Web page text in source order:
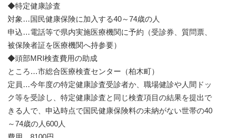
◆特定健康診査
対象…国民健康保険に加入する40～74歳の人
申込…電話等で県内実施医療機関に予約（受診券、質問票、
被保険者証を医療機関へ持参要）
◆頭部MRI検査費用の助成
ところ…市総合医療検査センター（柏木町）
定員…今年度の特定健康診査受診者か、職場健診や人間ドッ
ク等を受診し、特定健康診査と同じ検査項目の結果を提出で
きる人で、申込時点で国民健康保険料の未納がない世帯の40
～74歳の人600人